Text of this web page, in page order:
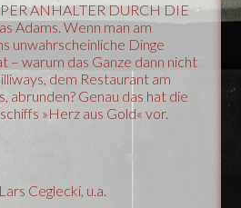
ANHALTER DURCH DIE
Adams. Wenn man am
unwahrscheinliche Dinge
– warum das Ganze dann nicht
dem Restaurant am
abrunden? Genau das hat die
»Herz aus Gold« vor.
Ceglecki, u.a.